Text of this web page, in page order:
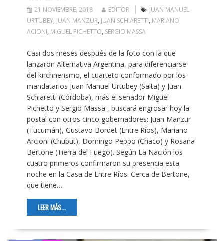
21 NOVIEMBRE, 2018 EDITOR
JUAN MANUEL
URTUBEY, JUAN MANZUR, JUAN SCHIARETTI, MARIANO
ACIONI, MIGUEL PICHETTO, SERGIO MASSA
Casi dos meses después de la foto con la que
lanzaron Alternativa Argentina, para diferenciarse
del kirchnerismo, el cuarteto conformado por los
mandatarios Juan Manuel Urtubey (Salta) y Juan
Schiaretti (Córdoba), más el senador Miguel
Pichetto y Sergio Massa , buscará engrosar hoy la
postal con otros cinco gobernadores: Juan Manzur
(Tucumán), Gustavo Bordet (Entre Ríos), Mariano
Arcioni (Chubut), Domingo Peppo (Chaco) y Rosana
Bertone (Tierra del Fuego). Según La Nación los
cuatro primeros confirmaron su presencia esta
noche en la Casa de Entre Ríos. Cerca de Bertone,
que tiene…
LEER MÁS...